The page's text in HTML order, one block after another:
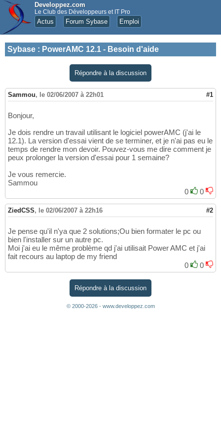
Developpez.com
Le Club des Développeurs et IT Pro
Actus Forum Sybase Emploi
Sybase : PowerAMC 12.1 - Besoin d'aide
Répondre à la discussion
Sammou, le 02/06/2007 à 22h01 #1
Bonjour,
Je dois rendre un travail utilisant le logiciel powerAMC (j'ai le
12.1). La version d'essai vient de se terminer, et je n'ai pas eu le
temps de rendre mon devoir. Pouvez-vous me dire comment je
peux prolonger la version d'essai pour 1 semaine?
Je vous remercie.
Sammou
0
0
ZiedCSS, le 02/06/2007 à 22h16 #2
Je pense qu'il n'ya que 2 solutions;Ou bien formater le pc ou
bien l'installer sur un autre pc.
Moi j'ai eu le même problème qd j'ai utilisait Power AMC et j'ai
fait recours au laptop de my friend
0
0
Répondre à la discussion
© 2000-2026 - www.developpez.com